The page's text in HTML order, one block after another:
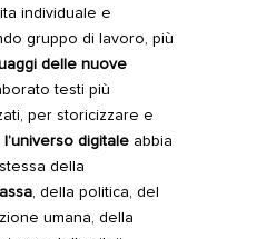
individuale e
gruppo di lavoro, più
delle nuove
testi più
per storicizzare e
l’universo digitaleabbia
della
, della politica, del
umana, della